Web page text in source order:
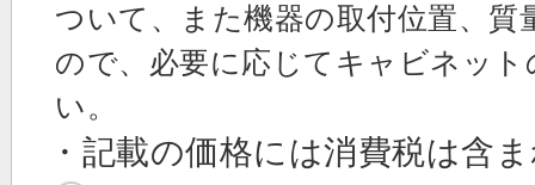
ついて、また機器の取付位置、
ので、必要に応じてキャビネッ
い。
・記載の価格には消費税は含